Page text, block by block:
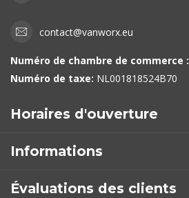
contact@vanworx.eu
Numéro de chambre de commerce :
Numéro de taxe: NL001818524B70
Horaires d'ouverture
Informations
Évaluations des clients